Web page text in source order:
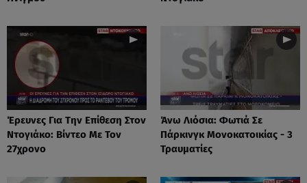
Έρευνες Για Την Επίθεση Στον
Ντογιάκο: Βίντεο Με Τον
27χρονο
Άνω Λιόσια: Φωτιά Σε
Πάρκινγκ Μονοκατοικίας - 3
Τραυματίες